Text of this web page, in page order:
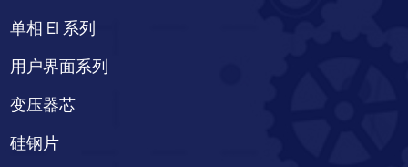
单相 EI 系列
用户界面系列
变压器芯
硅钢片